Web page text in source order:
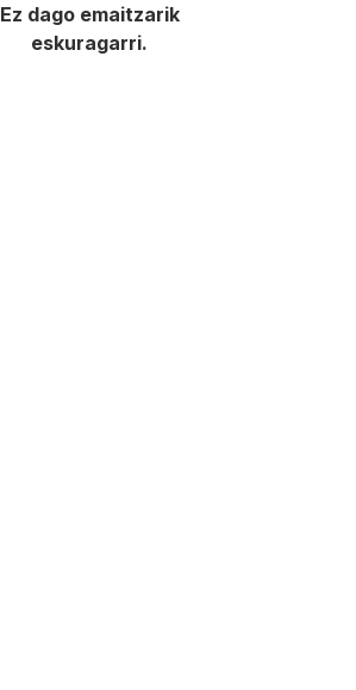
Ez dago emaitzarik
eskuragarri.